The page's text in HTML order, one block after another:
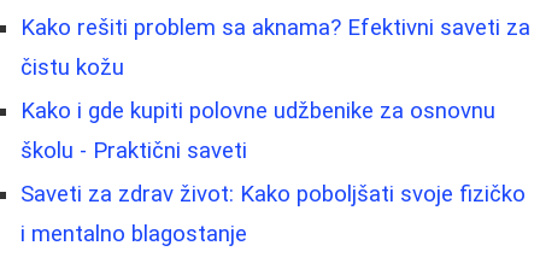
Kako rešiti problem sa aknama? Efektivni saveti za
čistu kožu
Kako i gde kupiti polovne udžbenike za osnovnu
školu - Praktični saveti
Saveti za zdrav život: Kako poboljšati svoje fizičko
i mentalno blagostanje